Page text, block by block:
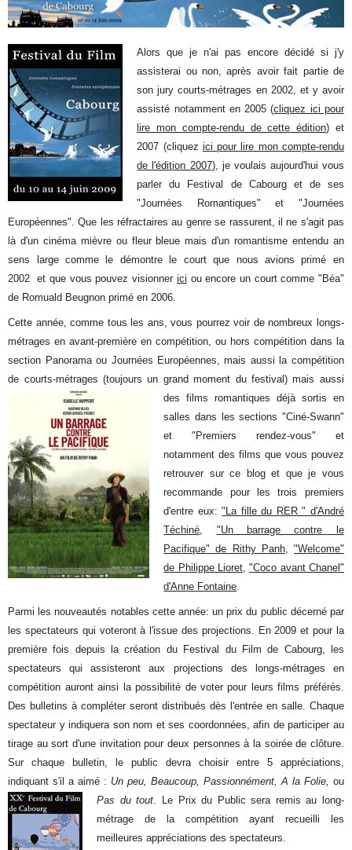
Alors que je n'ai pas encore décidé si j'y
assisterai ou non, après avoir fait partie de
son jury courts-métrages en 2002, et y avoir
assisté notamment en 2005 (cliquez ici pour
lire mon compte-rendu de cette édition) et
2007 (cliquez ici pour lire mon compte-rendu
de l'édition 2007), je voulais aujourd'hui vous
parler du Festival de Cabourg et de ses
"Journées Romantiques" et "Journées
Européennes". Que les réfractaires au genre se rassurent, il ne s'agit pas
là d'un cinéma mièvre ou fleur bleue mais d'un romantisme entendu an
sens large comme le démontre le court que nous avions primé en
2002 et que vous pouvez visionner ici ou encore un court comme "Béa"
de Romuald Beugnon primé en 2006.
Cette année, comme tous les ans, vous pourrez voir de nombreux longs-
métrages en avant-première en compétition, ou hors compétition dans la
section Panorama ou Journées Européennes, mais aussi la compétition
de courts-métrages (toujours un grand moment dufestival) mais aussi
des films romantiques déjà sortis en
salles dans les sections "Ciné-Swann"
et "Premiers rendez-vous" et
notamment des films que vous pouvez
retrouver sur ce blog et que je vous
recommande pour les trois premiers
d'entre eux:"La fille du RER " d'André
Téchiné
"Un barrage contre le
Pacifique" de Rithy Panh, "Welcome"
de Philippe Lioret,"Coco avant Chanel"
d'Anne Fontaine
Parmi les nouveautés notables cette année: un prix du public décerné par
les spectateurs qui voteront à l'issue des projections. En 2009 et pour la
première fois depuis la création du Festival du Film de Cabourg, les
spectateurs qui assisteront aux projections des longs-métrages en
compétition auront ainsi la possibilité de voter pour leurs films préférés.
Des bulletins à compléter seront distribués dès l'entrée en salle. Chaque
spectateur y indiquera son nom et ses coordonnées, afin de participer au
tirage au sort d'une invitation pour deux personnes à la soirée de clôture.
Sur chaque bulletin, le public devra choisir entre 5 appréciations,
indiquant s'il a aimé : Un peu, Beaucoup, Passionnément, A la Folie, ou
Pas du tout . Le Prix du Public sera remis au long-
métrage de la compétition ayant recueilli les
meilleures appréciations des spectateurs.